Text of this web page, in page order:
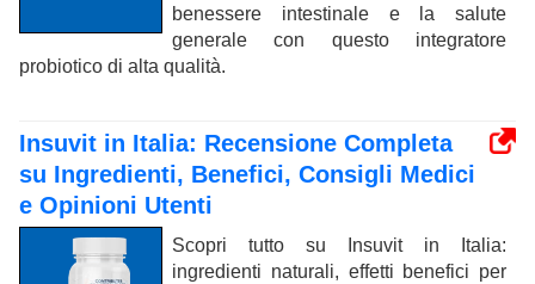
benessere intestinale e la salute
generale con questo integratore
probiotico di alta qualità.
Insuvit in Italia: Recensione Completa
su Ingredienti, Benefici, Consigli Medici
e Opinioni Utenti
Scopri tutto su Insuvit in Italia:
ingredienti naturali, effetti benefici per